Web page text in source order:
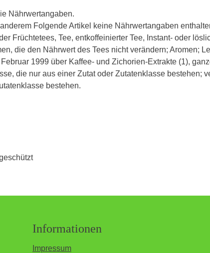
Nährwertangaben.
Folgende Artikel keine Nährwertangaben
Früchtetees, Tee, entkoffeinierter Tee, Instant- oder
die den Nährwert des Tees nicht verändern; Aromen;
1999 über Kaffee- und Zichorien-Extrakte (1),
die nur aus einer Zutat oder Zutatenklasse
bestehen.
Informationen
Impressum